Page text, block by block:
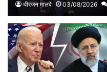
धीरंजन मालवे 03/08/2026